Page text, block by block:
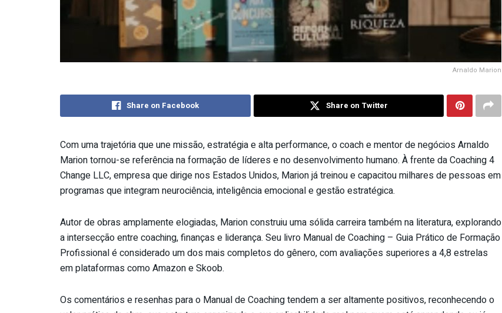
Arnaldo Marion
Share on Facebook Share on Twitter
Com uma trajetória que une missão, estratégia e alta performance, o coach e mentor de negócios Arnaldo
Marion tornou-se referência na formação de líderes e no desenvolvimento humano. À frente da Coaching 4
Change LLC, empresa que dirige nos Estados Unidos, Marion já treinou e capacitou milhares de pessoas em
programas que integram neurociência, inteligência emocional e gestão estratégica.
Autor de obras amplamente elogiadas, Marion construiu uma sólida carreira também na literatura, explorando
a intersecção entre coaching, finanças e liderança. Seu livro Manual de Coaching – Guia Prático de Formação
Profissional é considerado um dos mais completos do gênero, com avaliações superiores a 4,8 estrelas
em plataformas como Amazon e Skoob.
Os comentários e resenhas para o Manual de Coaching tendem a ser altamente positivos, reconhecendo o